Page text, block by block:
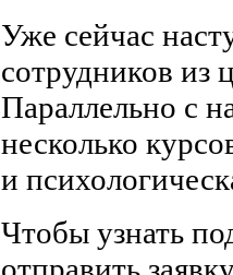
Уже сейчас
сотрудников из
Параллельно с
несколько
и
Чтобы узнать